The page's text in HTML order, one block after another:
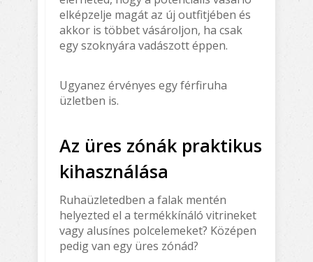
elképzelje magát az új outfitjében és
akkor is többet vásároljon, ha csak
egy szoknyára vadászott éppen.
Ugyanez érvényes egy férfiruha
üzletben is.
Az üres zónák praktikus
kihasználása
Ruhaüzletedben a falak mentén
helyezted el a termékkínáló vitrineket
vagy alusínes polcelemeket? Középen
pedig van egy üres zónád?